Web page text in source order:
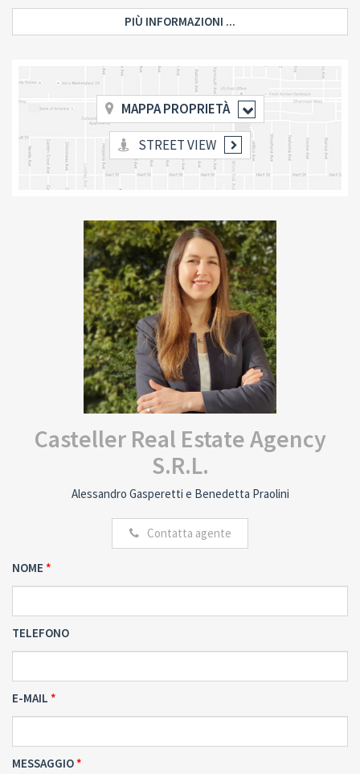
PIÙ INFORMAZIONI ...
MAPPA PROPRIETÀ
STREET VIEW
Casteller Real Estate Agency
S.R.L.
Alessandro Gasperetti e Benedetta Praolini
Contatta agente
NOME
TELEFONO
E-MAIL
MESSAGGIO